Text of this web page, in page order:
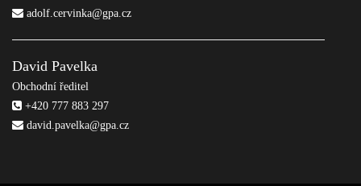
adolf.cervinka@gpa.cz
David Pavelka
Obchodní ředitel
+420 777 883 297
david.pavelka@gpa.cz